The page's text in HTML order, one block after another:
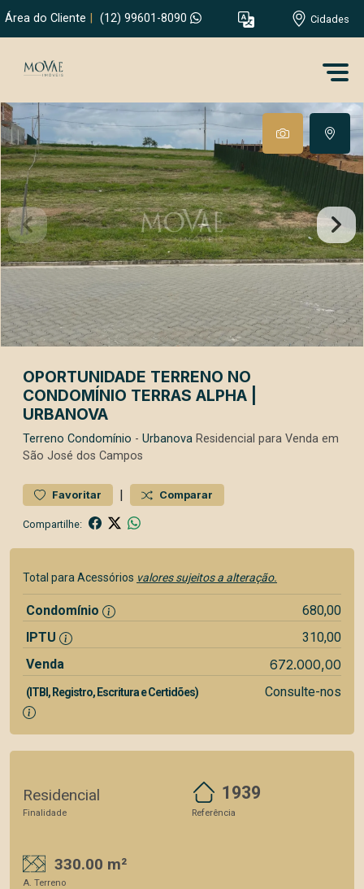
Área do Cliente (12) 99601-8090 Cidades
OPORTUNIDADE TERRENO NO
CONDOMÍNIO TERRAS ALPHA |
URBANOVA
Terreno Condomínio - Urbanova Residencial para Venda em
São José dos Campos
Favoritar | Comparar
Compartilhe:
Total para Acessórios valores sujeitos a alteração.
Condomínio
680,00
IPTU
310,00
Venda
672.000,00
(ITBI, Registro, Escritura e Certidões) Consulte-nos
Residencial
Finalidade
1939
Referência
330.00 m²
A. Terreno